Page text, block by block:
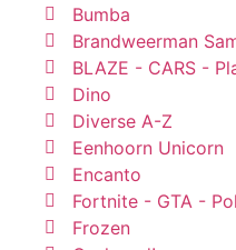
Bumba
Brandweerman
BLAZE - CARS -
Dino
Diverse A-Z
Eenhoorn Unicorn
Encanto
Fortnite - GTA -
Frozen